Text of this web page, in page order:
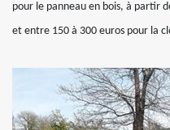
pour le panneau en bois, à partir
et entre 150 à 300 euros pour la